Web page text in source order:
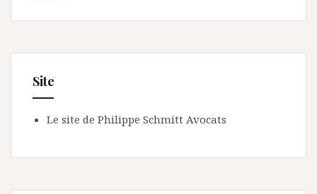
Site
Le site de Philippe Schmitt Avocats